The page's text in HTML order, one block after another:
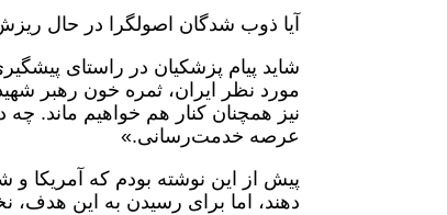
آیا ذوب شدگان اصولگرا در حال
شاید پیام پزشکیان در راستای
مورد نظر ایران، ثمره خون رهبر
نیز همچنان کنار هم خواهیم ماند.
عرصه خدمت‌رسانی.»
دهند، اما برای رسیدن به این هدف،